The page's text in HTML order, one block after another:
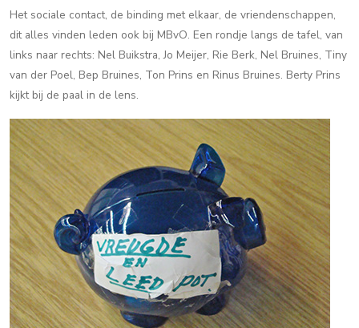
Het sociale contact, de binding met elkaar, de vriendenschappen,
dit alles vinden leden ook bij MBvO. Een rondje langs de tafel, van
links naar rechts: Nel Buikstra, Jo Meijer, Rie Berk, Nel Bruines, Tiny
van der Poel, Bep Bruines, Ton Prins en Rinus Bruines. Berty Prins
kijkt bij de paal in de lens.